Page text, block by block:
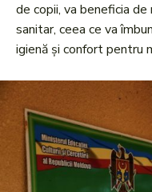
de copii, va beneficia
sanitar, ceea ce va
igienă și confort pentru